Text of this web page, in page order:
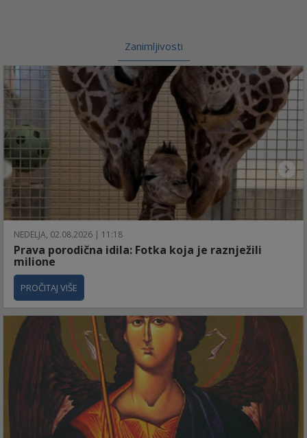
Zanimljivosti
NEDELJA, 02.08.2026 | 11:18
Prava porodična idila: Fotka koja je raznježili
milione
PROČITAJ VIŠE